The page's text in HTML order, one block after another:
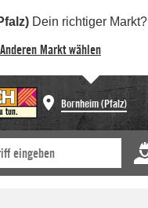
Dein richtiger Markt?
Anderen Markt wählen
Bornheim (Pfalz)